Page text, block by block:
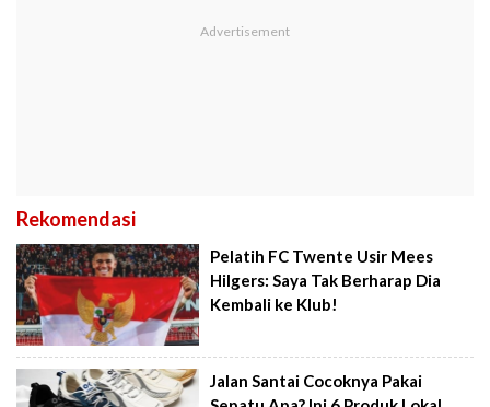
Rekomendasi
Pelatih FC Twente Usir Mees
Hilgers: Saya Tak Berharap Dia
Kembali ke Klub!
Jalan Santai Cocoknya Pakai